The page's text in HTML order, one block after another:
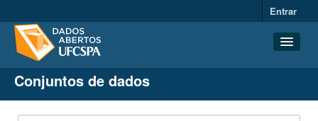
Entrar
Conjuntos de dados
Organizações
Conjuntos de dados